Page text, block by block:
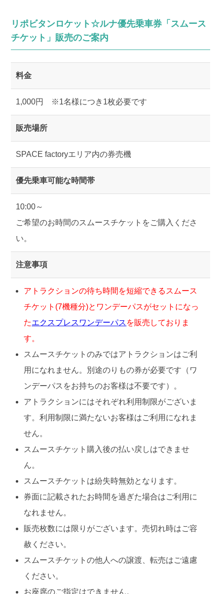
リポビタンロケット☆ルナ優先乗車券「スムース
チケット」販売のご案内
料金
1,000円 ※1名様につき1枚必要です
販売場所
SPACE factoryエリア内の券売機
優先乗車可能な時間帯
10:00～
ご希望のお時間のスムースチケットをご購入くださ
い。
注意事項
アトラクションの待ち時間を短縮できるスムース
チケット(7機種分)とワンデーパスがセットになっ
たエクスプレスワンデーパス を販売しておりま
す。
スムースチケットのみではアトラクションはご利
用になれません。別途のりもの券が必要です（ワ
ンデーパスをお持ちのお客様は不要です）。
アトラクションにはそれぞれ利用制限がございま
す。利用制限に満たないお客様はご利用になれま
せん。
スムースチケット購入後の払い戻しはできませ
ん。
スムースチケットは紛失時無効となります。
券面に記載されたお時間を過ぎた場合はご利用に
なれません。
販売枚数には限りがございます。売切れ時はご容
赦ください。
スムースチケットの他人への譲渡、転売はご遠慮
ください。
お座席のご指定はできません。